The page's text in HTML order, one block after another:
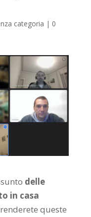
categoria | 0
delle
in casa
queste